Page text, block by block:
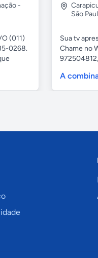
-
(011)
0268.
São
Sua tv
Chame no
A